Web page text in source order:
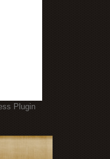
Plugin